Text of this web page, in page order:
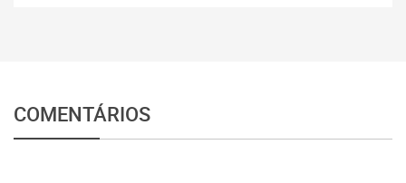
COMENTÁRIOS